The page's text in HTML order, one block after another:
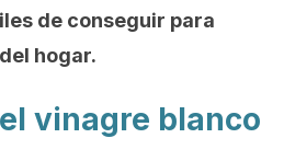
de conseguir para
hogar.
vinagre blanco